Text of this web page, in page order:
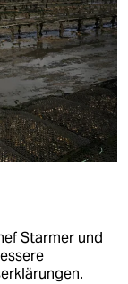
Starmer und